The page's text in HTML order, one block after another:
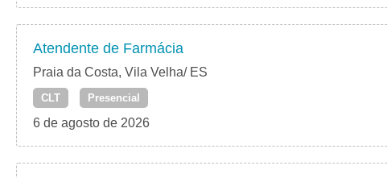
Atendente de Farmácia
Praia da Costa, Vila Velha/ ES
CLT Presencial
6 de agosto de 2026